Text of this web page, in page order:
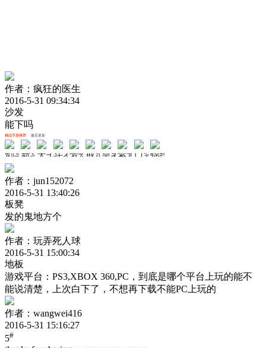
作者：疯狂的医生
2016-5-31 09:34:34
沙发
能下吗
精品手游推荐 最近更新
剑与轮回
新斗罗大陆
天书奇谈
斗罗大陆斗神再临
梦幻无间
戒灵传说
皇者紫青双剑
口袋山海经
锦绣江湖
作者：jun152072
2016-5-31 13:40:26
板凳
发的鬼地方个
作者：玩弄死人球
2016-5-31 15:00:34
地板
游戏平台：PS3,XBOX 360,PC，到底是哪个平台上玩的能不
能说清楚，上次白下了，不想再下载不能PC上玩的
作者：wangwei416
2016-5-31 15:16:27
5#